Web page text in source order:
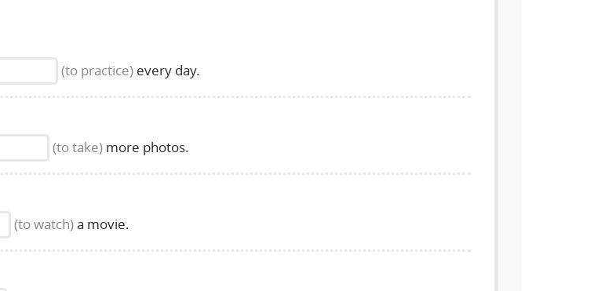
(to practice) every day.
(to take) more photos.
(to watch)a movie.